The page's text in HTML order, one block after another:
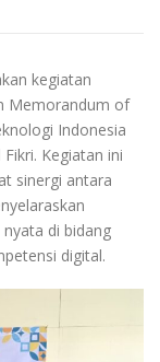
kegiatan
Memorandum of
Indonesia
Kegiatan ini
sinergi antara
di bidang
digital.